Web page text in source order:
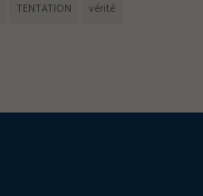
TENTATION vérité